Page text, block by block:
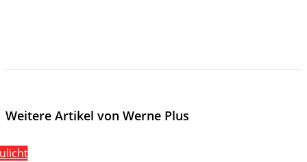
Weitere Artikel von Werne Plus